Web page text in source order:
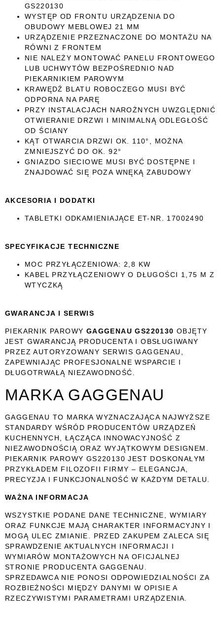
GS220130
WYSTĘP OD FRONTU URZĄDZENIA DO
OBUDOWY MEBLOWEJ 21 MM
URZĄDZENIE PRZEZNACZONE DO MONTAŻU NA
RÓWNI Z FRONTEM
NIE NALEŻY MONTOWAĆ PANELU FRONTOWEGO
LUB UCHWYTÓW BEZPOŚREDNIO NAD
PIEKARNIKIEM PAROWYM
KRAWĘDŹ BLATU ROBOCZEGO MUSI BYĆ
ODPORNA NA PARĘ
PRZY INSTALACJACH NAROŻNYCH UWZGLĘDNIĆ
OTWIERANIE DRZWI I MINIMALNĄ ODLEGŁOŚĆ
OD ŚCIANY
KĄT OTWARCIA DRZWI OK. 110°, MOŻNA
ZMNIEJSZYĆ DO OK. 92°
GNIAZDO SIECIOWE MUSI BYĆ DOSTĘPNE I
ZNAJDOWAĆ SIĘ POZA WNĘKĄ ZABUDOWY
AKCESORIA I DODATKI
TABLETKI ODKAMIENIAJĄCE ET-NR. 17002490
SPECYFIKACJE TECHNICZNE
MOC PRZYŁĄCZENIOWA: 2,8 KW
KABEL PRZYŁĄCZENIOWY O DŁUGOŚCI 1,75 M Z
WTYCZKĄ
GWARANCJA I SERWIS
PIEKARNIK PAROWY GAGGENAU GS220130 OBJĘTY
JEST GWARANCJĄ PRODUCENTA I OBSŁUGIWANY
PRZEZ AUTORYZOWANY SERWIS GAGGENAU,
ZAPEWNIAJĄC PROFESJONALNE WSPARCIE I
DŁUGOTRWAŁĄ NIEZAWODNOŚĆ.
MARKA GAGGENAU
GAGGENAU TO MARKA WYZNACZAJĄCA NAJWYŻSZE
STANDARDY WŚRÓD PRODUCENTÓW URZĄDZEŃ
KUCHENNYCH, ŁĄCZĄCA INNOWACYJNOŚĆ Z
NIEZAWODNOŚCIĄ ORAZ WYJĄTKOWYM DESIGNEM.
PIEKARNIK PAROWY GS220130 JEST DOSKONAŁYM
PRZYKŁADEM FILOZOFII FIRMY – ELEGANCJA,
PRECYZJA I FUNKCJONALNOŚĆ W KAŻDYM DETALU.
WAŻNA INFORMACJA
WSZYSTKIE PODANE DANE TECHNICZNE, WYMIARY
ORAZ FUNKCJE MAJĄ CHARAKTER INFORMACYJNY I
MOGĄ ULEC ZMIANIE. PRZED ZAKUPEM ZALECA SIĘ
SPRAWDZENIE AKTUALNYCH INFORMACJI I
WYMIARÓW MONTAŻOWYCH NA OFICJALNEJ
STRONIE PRODUCENTA GAGGENAU
SPRZEDAWCA NIE PONOSI ODPOWIEDZIALNOŚCI ZA
ROZBIEŻNOŚCI MIĘDZY DANYMI W OPISIE A
RZECZYWISTYMI PARAMETRAMI URZĄDZENIA.